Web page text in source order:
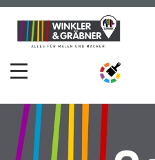
Zum
Inhalt
Zum
Navigationsmenü